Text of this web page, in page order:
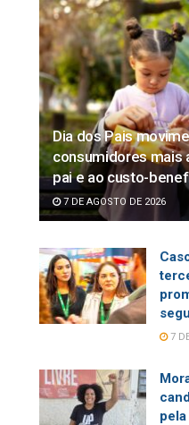
Dia dos Pais
consumidores mais
pai e ao custo-
7 DE AGOSTO DE 2026
7
pela